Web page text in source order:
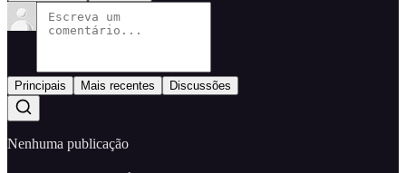
Principais Mais recentes Discussões
Nenhuma publicação